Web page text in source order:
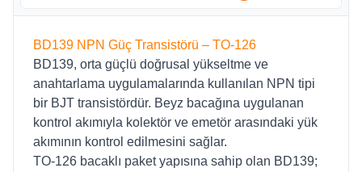
BD139 NPN Güç Transistörü – TO-126
BD139, orta güçlü doğrusal yükseltme ve
anahtarlama uygulamalarında kullanılan NPN tipi
bir BJT transistördür. Beyz bacağına uygulanan
kontrol akımıyla kolektör ve emetör arasındaki yük
akımının kontrol edilmesini sağlar.
TO-126 bacaklı paket yapısına sahip olan BD139;